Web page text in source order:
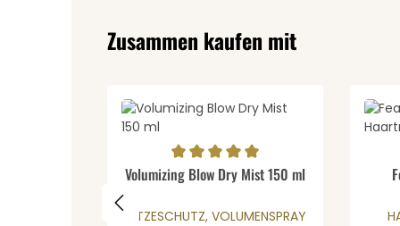
Produktgalerie überspringen
Zusammen kaufen mit
Produkt Anzahl: Gib den
Durchschnittliche Bewertung von 5 von 5
Volumizing Blow Dry Mist 150 ml
HITZESCHUTZ, VOLUMENSPRAY